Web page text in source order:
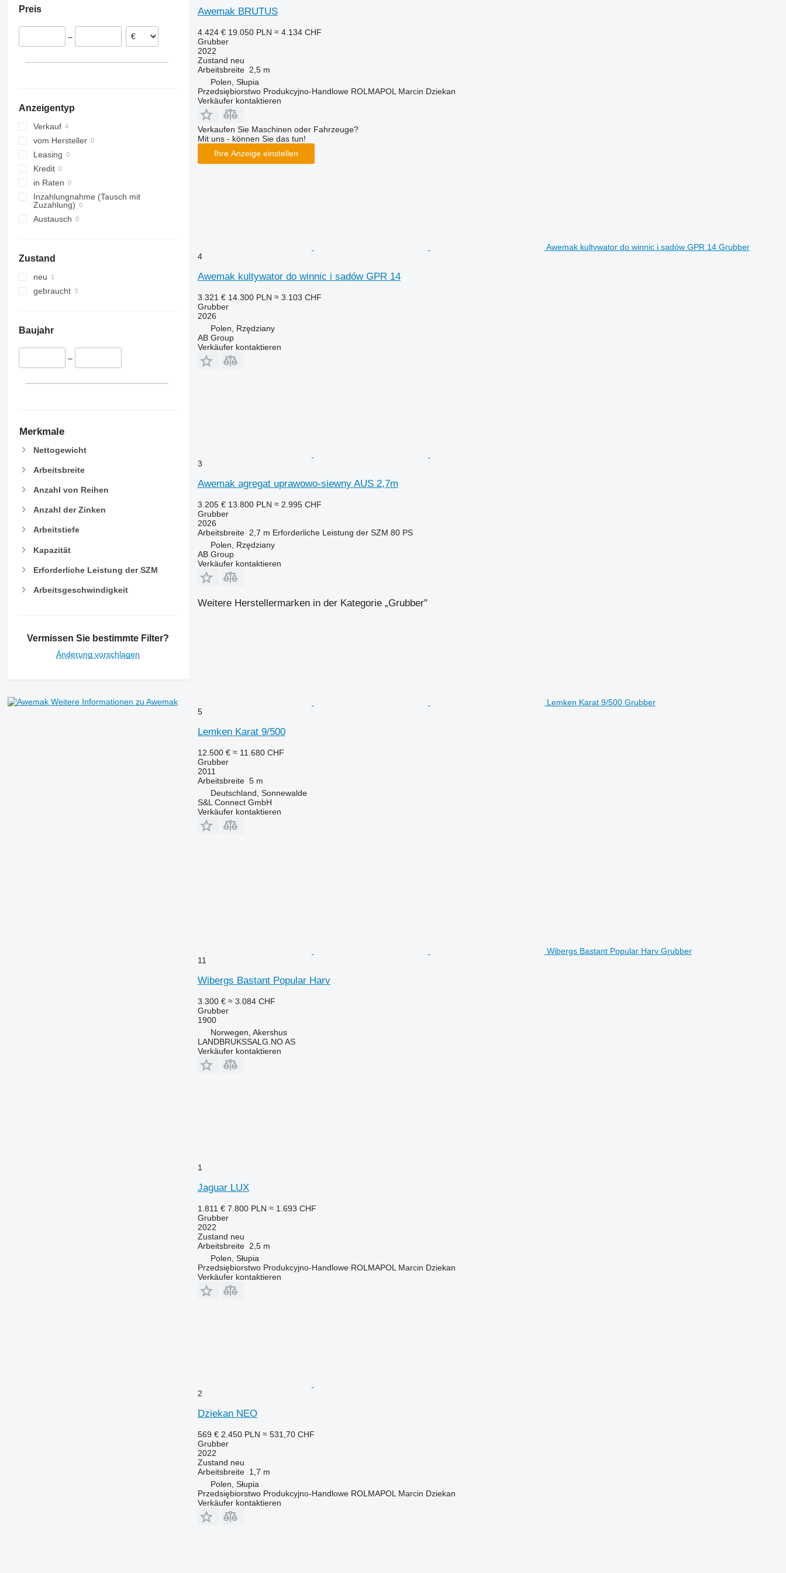
Preis
–
Anzeigentyp
Verkauf
vom Hersteller
Leasing
Kredit
in Raten
Inzahlungnahme (Tausch mit
Zuzahlung)
Austausch
Zustand
neu
gebraucht
Baujahr
–
Merkmale
Nettogewicht
Arbeitsbreite
Anzahl von Reihen
Anzahl der Zinken
Arbeitstiefe
Kapazität
Erforderliche Leistung der SZM
Arbeitsgeschwindigkeit
Vermissen Sie bestimmte Filter?
Änderung vorschlagen
Weitere Informationen zu Awemak
Awemak BRUTUS
4.424 € 19.050 PLN ≈ 4.134 CHF
Grubber
2022
Zustand neu
Arbeitsbreite 2,5 m
Polen, Słupia
Przedsiębiorstwo Produkcyjno-Handlowe ROLMAPOL Marcin Dziekan
Verkäufer kontaktieren
Verkaufen Sie Maschinen oder Fahrzeuge?
Mit uns - können Sie das tun!
Ihre Anzeige einstellen
Awemak kultywator do winnic i sadów GPR 14 Grubber
4
Awemak kultywator do winnic i sadów GPR 14
3.321 € 14.300 PLN ≈ 3.103 CHF
Grubber
2026
Polen, Rzędziany
AB Group
Verkäufer kontaktieren
3
Awemak agregat uprawowo-siewny AUS 2,7m
3.205 € 13.800 PLN ≈ 2.995 CHF
Grubber
2026
Arbeitsbreite 2,7 m Erforderliche Leistung der SZM 80 PS
Polen, Rzędziany
AB Group
Verkäufer kontaktieren
Weitere Herstellermarken in der Kategorie „Grubber"
Lemken Karat 9/500 Grubber
5
Lemken Karat 9/500
12.500 € ≈ 11.680 CHF
Grubber
2011
Arbeitsbreite 5 m
Deutschland, Sonnewalde
S&L Connect GmbH
Verkäufer kontaktieren
Wibergs Bastant Popular Harv Grubber
11
Wibergs Bastant Popular Harv
3.300 € ≈ 3.084 CHF
Grubber
1900
Norwegen, Akershus
LANDBRUKSSALG.NO AS
Verkäufer kontaktieren
1
Jaguar LUX
1.811 € 7.800 PLN ≈ 1.693 CHF
Grubber
2022
Zustand neu
Arbeitsbreite 2,5 m
Polen, Słupia
Przedsiębiorstwo Produkcyjno-Handlowe ROLMAPOL Marcin Dziekan
Verkäufer kontaktieren
2
Dziekan NEO
569 € 2.450 PLN ≈ 531,70 CHF
Grubber
2022
Zustand neu
Arbeitsbreite 1,7 m
Polen, Słupia
Przedsiębiorstwo Produkcyjno-Handlowe ROLMAPOL Marcin Dziekan
Verkäufer kontaktieren